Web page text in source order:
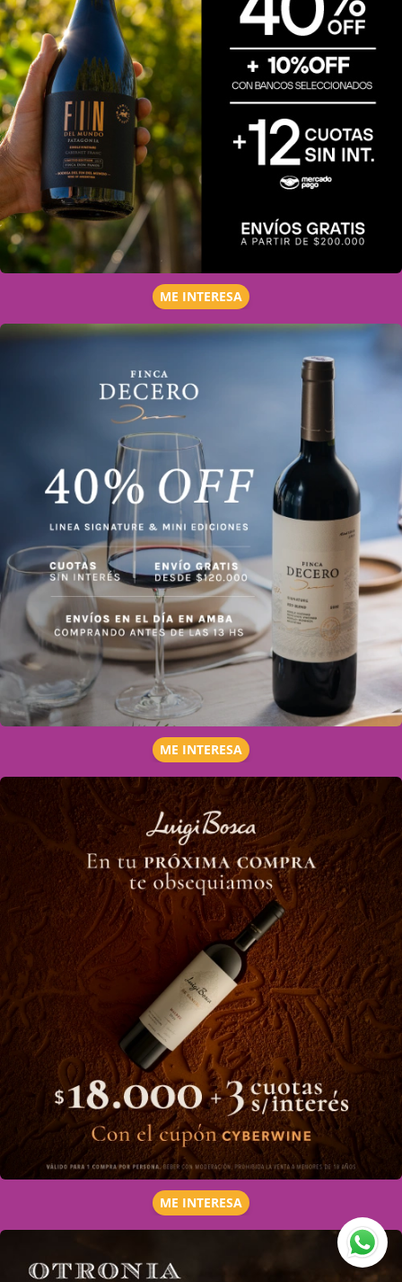
ME INTERESA
ME INTERESA
ME INTERESA